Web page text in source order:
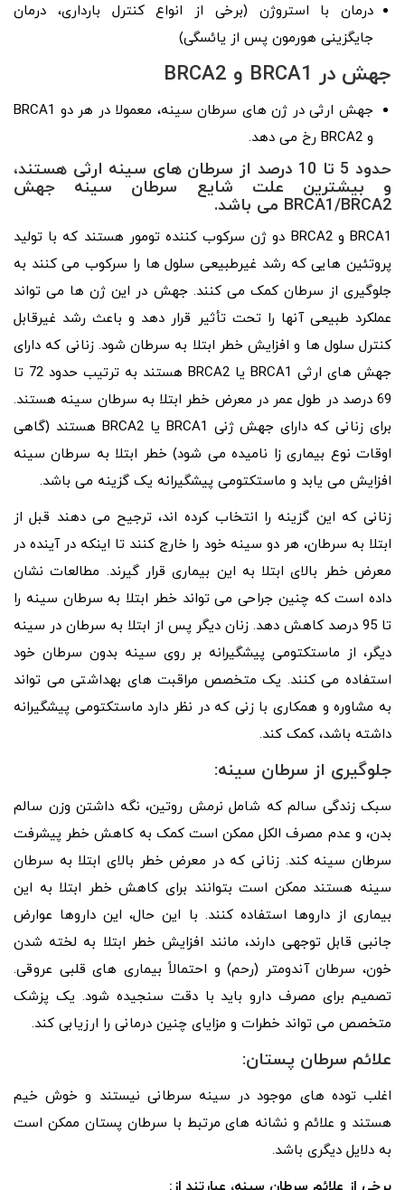
درمان با استروژن (برخی از انواع کنترل بارداری، درمان
جایگزینی هورمون پس از یائسگی)
جهش در BRCA1 و BRCA2
جهش ارثی در ژن های سرطان سینه، معمولا در هر دو BRCA1
و BRCA2 رخ می دهد.
حدود 5 تا 10 درصد از سرطان های سینه ارثی هستند،
و بیشترین علت شایع سرطان سینه جهش
BRCA1/BRCA2 می باشد.
BRCA1 و BRCA2 دو ژن سرکوب کننده تومور هستند که با تولید
پروتئین هایی که رشد غیرطبیعی سلول ها را سرکوب می کنند به
جلوگیری از سرطان کمک می کنند. جهش در این ژن ها می تواند
عملکرد طبیعی آنها را تحت تأثیر قرار دهد و باعث رشد غیرقابل
کنترل سلول ها و افزایش خطر ابتلا به سرطان شود. زنانی که دارای
جهش های ارثی BRCA1 یا BRCA2 هستند به ترتیب حدود 72 تا
69 درصد در طول عمر در معرض خطر ابتلا به سرطان سینه هستند.
برای زنانی که دارای جهش ژنی BRCA1 یا BRCA2 هستند (گاهی
اوقات نوع بیماری زا نامیده می شود) خطر ابتلا به سرطان سینه
افزایش می یابد و ماستکتومی پیشگیرانه یک گزینه می باشد.
زنانی که این گزینه را انتخاب کرده اند، ترجیح می دهند قبل از
ابتلا به سرطان، هر دو سینه خود را خارج کنند تا اینکه در آینده در
معرض خطر بالای ابتلا به این بیماری قرار گیرند. مطالعات نشان
داده است که چنین جراحی می تواند خطر ابتلا به سرطان سینه را
تا 95 درصد کاهش دهد. زنان دیگر پس از ابتلا به سرطان در سینه
دیگر، از ماستکتومی پیشگیرانه بر روی سینه بدون سرطان خود
استفاده می کنند. یک متخصص مراقبت های بهداشتی می تواند
به مشاوره و همکاری با زنی که در نظر دارد ماستکتومی پیشگیرانه
داشته باشد، کمک کند.
جلوگیری از سرطان سینه:
سبک زندگی سالم که شامل نرمش روتین، نگه داشتن وزن سالم
بدن، و عدم مصرف الکل ممکن است کمک به کاهش خطر پیشرفت
سرطان سینه کند. زنانی که در معرض خطر بالای ابتلا به سرطان
سینه هستند ممکن است بتوانند برای کاهش خطر ابتلا به این
بیماری از داروها استفاده کنند. با این حال، این داروها عوارض
جانبی قابل توجهی دارند، مانند افزایش خطر ابتلا به لخته شدن
خون، سرطان آندومتر (رحم) و احتمالاً بیماری های قلبی عروقی.
تصمیم برای مصرف دارو باید با دقت سنجیده شود. یک پزشک
متخصص می تواند خطرات و مزایای چنین درمانی را ارزیابی کند.
علائم سرطان پستان:
اغلب توده های موجود در سینه سرطانی نیستند و خوش خیم
هستند و علائم و نشانه های مرتبط با سرطان پستان ممکن است
به دلایل دیگری باشد.